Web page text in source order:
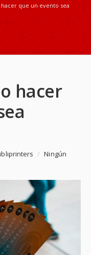
hacer que un evento sea
hacer
/ Ningún